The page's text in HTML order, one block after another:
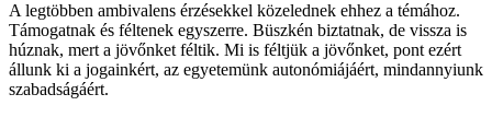
A legtöbben ambivalens érzésekkel közelednek ehhez a témához.
Támogatnak és féltenek egyszerre. Büszkén biztatnak, de vissza is
húznak, mert a jövőnket féltik. Mi is féltjük a jövőnket, pont ezért
állunk ki a jogainkért, az egyetemünk autonómiájáért, mindannyiunk
szabadságáért.